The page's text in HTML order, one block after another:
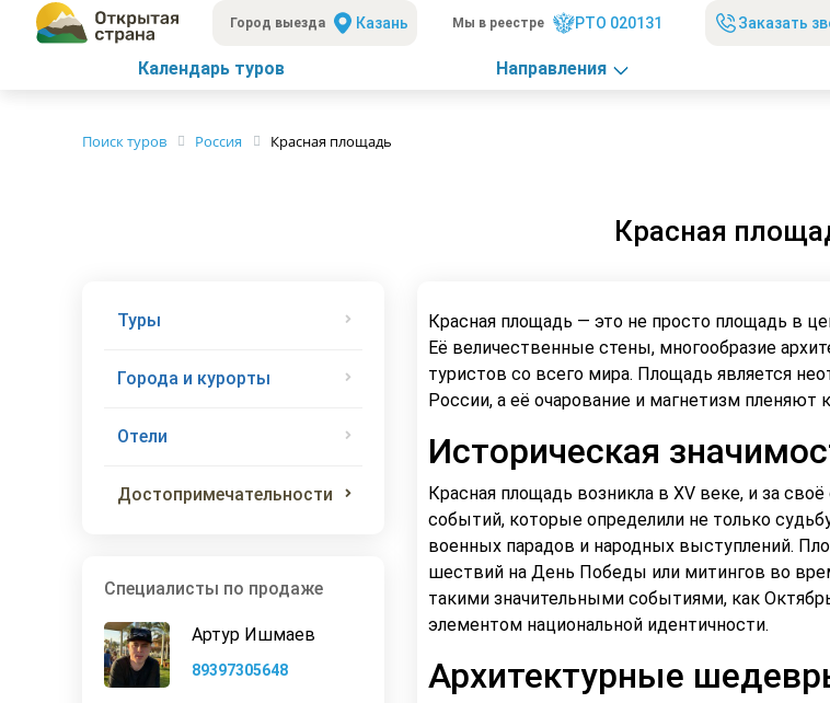
Город выезда Казань Мы в реестре РТО 020131 Заказать
Календарь туров Направления
Поиск туров Россия Красная площадь
Красная
Туры
Города и курорты
Отели
Достопримечательности
Специалисты по продаже
Артур Ишмаев
89397305648
Красная площадь — это не просто площадь в
Её величественные стены, многообразие
туристов со всего мира. Площадь является
России, а её очарование и магнетизм пленяют
Историческая
Красная площадь возникла в XV веке, и за
событий, которые определили не только
военных парадов и народных выступлений.
шествий на День Победы или митингов во
такими значительными событиями, как
элементом национальной идентичности.
Архитектурные